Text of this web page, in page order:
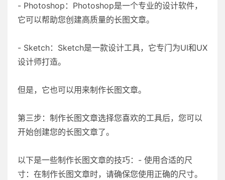
- Photoshop：Photoshop是一个专业的设计软件，
它可以帮助您创建高质量的长图文章。
- Sketch：Sketch是一款设计工具，它专门为UI和UX
设计师打造。
但是，它也可以用来制作长图文章。
第三步：制作长图文章选择您喜欢的工具后，您可以
开始创建您的长图文章了。
以下是一些制作长图文章的技巧：- 使用合适的尺
寸：在制作长图文章时，请确保您使用正确的尺寸。